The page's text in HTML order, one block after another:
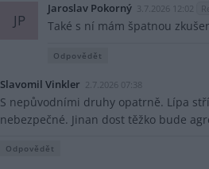
JP
Jaroslav Pokorný 3.7.2026 12:02
Také s ní mám špatnou
Odpovědět
Slavomil Vinkler 2.7.2026 07:38
S nepůvodními druhy opatrně. Lípa
nebezpečné. Jinan dost těžko bude
Odpovědět